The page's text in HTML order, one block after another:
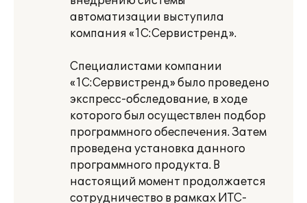
автоматизации выступила
компания «1С:Сервистренд».
Специалистами компании
«1С:Сервистренд» было проведено
экспресс-обследование, в ходе
которого был осуществлен подбор
программного обеспечения. Затем
проведена установка данного
программного продукта. В
настоящий момент продолжается
сотрудничество в рамках ИТС-